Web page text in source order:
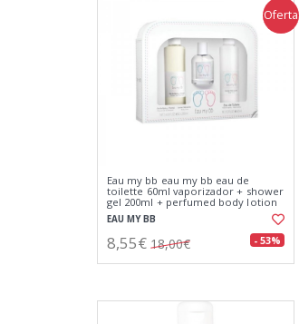
Oferta
Eau my bb eau my bb eau de
toilette 60ml vaporizador + shower
gel 200ml + perfumed body lotion
200ml
EAU MY BB
8,55€ 18,00€ - 53%